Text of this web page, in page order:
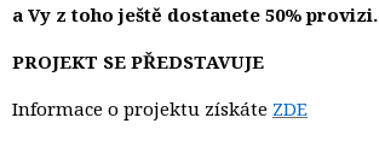
a Vy z toho ještě dostanete 50% provizi.
PROJEKT SE PŘEDSTAVUJE
Informace o projektu získáte ZDE